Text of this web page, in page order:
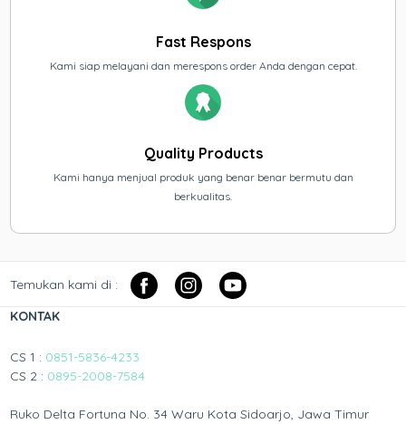
Fast Respons
Kami siap melayani dan merespons order Anda dengan cepat.
Quality Products
Kami hanya menjual produk yang benar benar bermutu dan
berkualitas.
Temukan kami di :
KONTAK
CS 1 : 0851-5836-4233
CS 2 : 0895-2008-7584
Ruko Delta Fortuna No. 34 Waru Kota Sidoarjo, Jawa Timur